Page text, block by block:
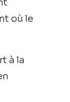
où le
à la